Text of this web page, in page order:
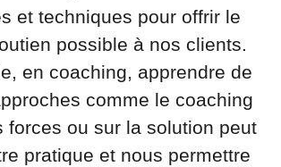
et techniques pour offrir le
possible à nos clients.
en coaching, apprendre de
comme le coaching
forces ou sur la solution peut
pratique et nous permettre